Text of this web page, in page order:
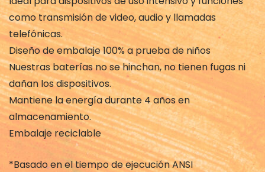
como transmisión de video, audio y llamadas
telefónicas.
Diseño de embalaje 100% a prueba de niños
Nuestras baterías no se hinchan, no tienen fugas ni
dañan los dispositivos.
Mantiene la energía durante 4 años en
almacenamiento.
Embalaje reciclable
*Basado en el tiempo de ejecución ANSI